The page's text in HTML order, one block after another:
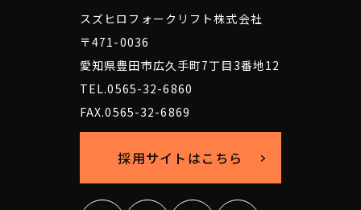
スズヒロフォークリフト株式会社
〒471-0036
愛知県豊田市広久手町7丁目3番地12
TEL.0565-32-6860
FAX.0565-32-6869
採用サイトはこちら